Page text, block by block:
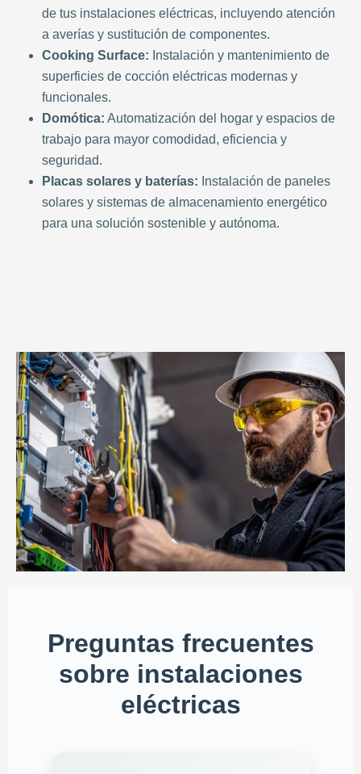
de tus instalaciones eléctricas, incluyendo atención
a averías y sustitución de componentes.
Cooking Surface: Instalación y mantenimiento de
superficies de cocción eléctricas modernas y
funcionales.
Domótica: Automatización del hogar y espacios de
trabajo para mayor comodidad, eficiencia y
seguridad.
Placas solares y baterías: Instalación de paneles
solares y sistemas de almacenamiento energético
para una solución sostenible y autónoma.
Preguntas frecuentes
sobre instalaciones
eléctricas